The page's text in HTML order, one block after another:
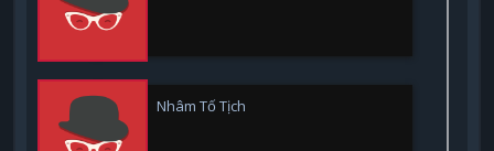
Nhâm Tố Tịch